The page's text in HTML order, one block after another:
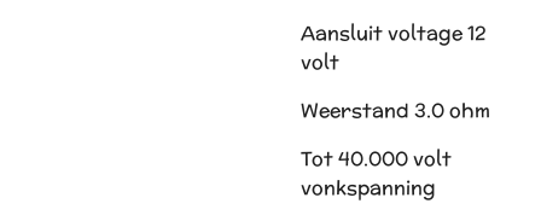
Aansluit voltage 12
volt
Weerstand 3.0 ohm
Tot 40.000 volt
vonkspanning